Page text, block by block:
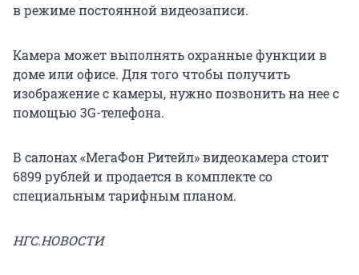
в режиме постоянной видеозаписи.
Камера может выполнять охранные функции в
доме или офисе. Для того чтобы получить
изображение с камеры, нужно позвонить на нее с
помощью 3G-телефона.
В салонах «МегаФон Ритейл» видеокамера стоит
6899 рублей и продается в комплекте со
специальным тарифным планом.
НГС.НОВОСТИ